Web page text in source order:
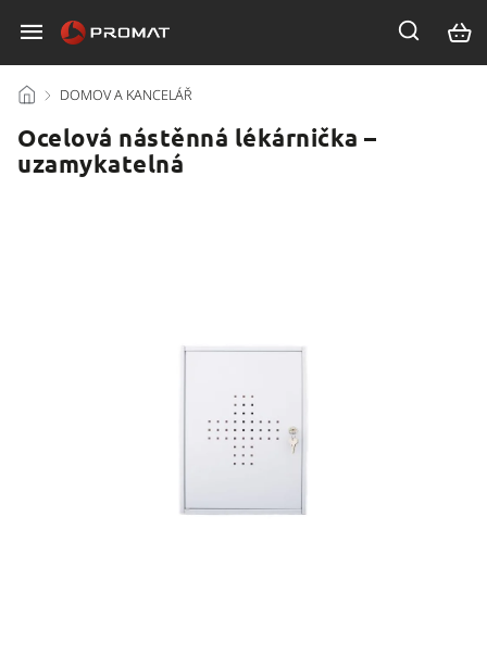
/ DOMOV A KANCELÁŘ
Ocelová nástěnná lékárnička –
uzamykatelná